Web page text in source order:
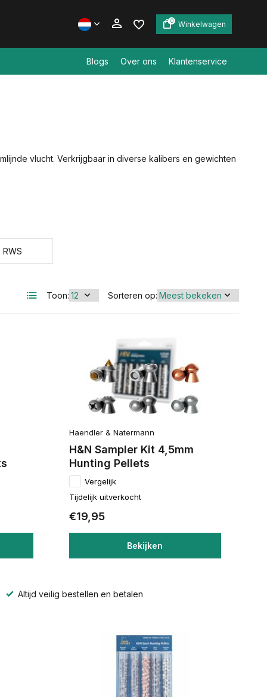
0 Winkelwagen
Blogs Over ons Klantenservice
vlucht. Verkrijgbaar in diverse kalibers en gewichten
RWS
Toon: Sorteren op:
Haendler & Natermann
H&N Sampler Kit 4,5mm
Hunting Pellets
Vergelijk
Tijdelijk uitverkocht
€19,95
Bekijken
Altijd veilig bestellen en betalen